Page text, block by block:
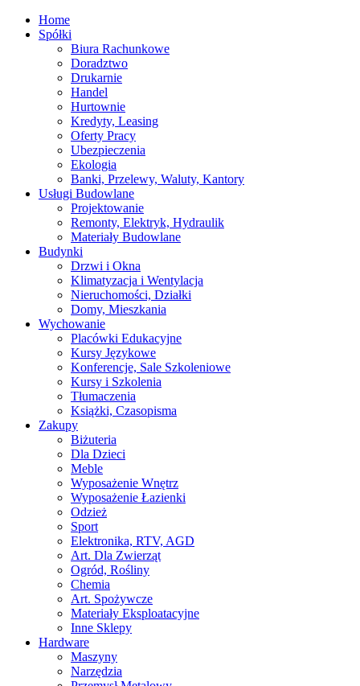
Home
Spółki
Biura Rachunkowe
Doradztwo
Drukarnie
Handel
Hurtownie
Kredyty, Leasing
Oferty Pracy
Ubezpieczenia
Ekologia
Banki, Przelewy, Waluty, Kantory
Usługi Budowlane
Projektowanie
Remonty, Elektryk, Hydraulik
Materiały Budowlane
Budynki
Drzwi i Okna
Klimatyzacja i Wentylacja
Nieruchomości, Działki
Domy, Mieszkania
Wychowanie
Placówki Edukacyjne
Kursy Językowe
Konferencje, Sale Szkoleniowe
Kursy i Szkolenia
Tłumaczenia
Książki, Czasopisma
Zakupy
Biżuteria
Dla Dzieci
Meble
Wyposażenie Wnętrz
Wyposażenie Łazienki
Odzież
Sport
Elektronika, RTV, AGD
Art. Dla Zwierząt
Ogród, Rośliny
Chemia
Art. Spożywcze
Materiały Eksploatacyjne
Inne Sklepy
Hardware
Maszyny
Narzędzia